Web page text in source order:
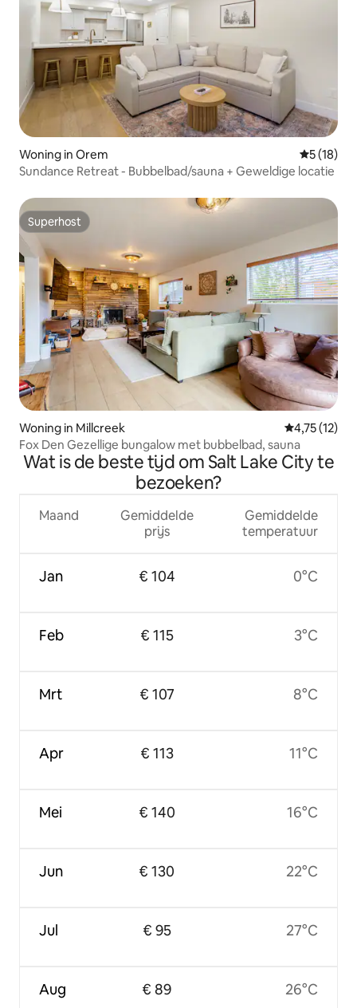
Woning in Orem
5 (18)
Sundance Retreat - Bubbelbad/sauna + Geweldige locatie
Superhost
Superhost
Woning in Millcreek Gemiddelde
4,75 (12)
Fox Den Gezellige bungalow met bubbelbad, sauna
Wat is de beste tijd om Salt Lake City te
bezoeken?
Maand
Jan
Feb
Mrt
Apr
Mei
Jun
Jul
Aug
Gemiddelde
prijs
€ 104
€ 115
€ 107
€ 113
€ 140
€ 130
€ 95
€ 89
Gemiddelde
temperatuur
0°C
3°C
8°C
11°C
16°C
22°C
27°C
26°C